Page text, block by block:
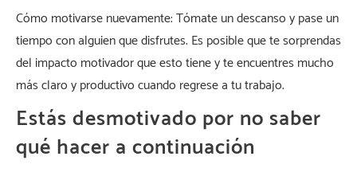
Cómo motivarse nuevamente: Tómate un descanso y pase un
tiempo con alguien que disfrutes. Es posible que te sorprendas
del impacto motivador que esto tiene y te encuentres mucho
más claro y productivo cuando regrese a tu trabajo.
Estás desmotivado por no saber
qué hacer a continuación